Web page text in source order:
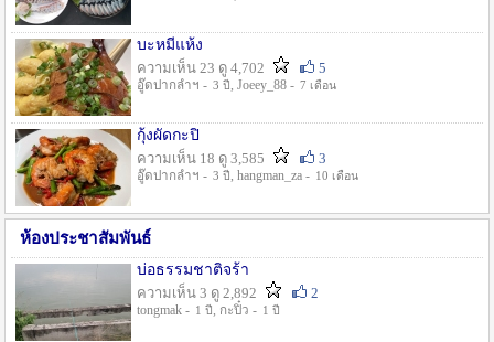
บะหมี่แห้ง
ความเห็น 23 ดู 4,702
5
อู๊ดปากลำฯ - 3 ปี , Joeey_88 - 7 เดือน
กุ้งผัดกะปิ
ความเห็น 18 ดู 3,585
3
อู๊ดปากลำฯ - 3 ปี , hangman_za - 10 เดือน
ห้องประชาสัมพันธ์
บ่อธรรมชาติจร้า
ความเห็น 3 ดู 2,892
2
tongmak - 1 ปี , กะปิ๋ว - 1 ปี